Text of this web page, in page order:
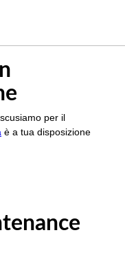
per il
è a tua disposizione